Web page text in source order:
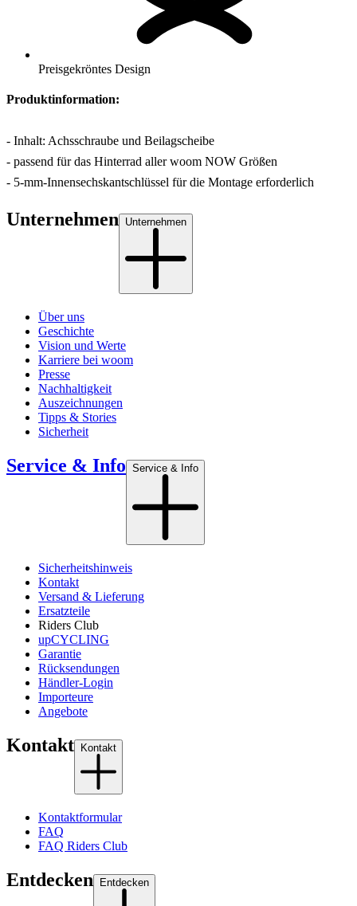
Preisgekröntes Design
Produktinformation:
- Inhalt: Achsschraube und Beilagscheibe
- passend für das Hinterrad aller woom NOW Größen
- 5-mm-Innensechskantschlüssel für die Montage erforderlich
Unternehmen Unternehmen
Über uns
Geschichte
Vision und Werte
Karriere bei woom
Presse
Nachhaltigkeit
Auszeichnungen
Tipps & Stories
Sicherheit
Service & Info Service & Info
Sicherheitshinweis
Kontakt
Versand & Lieferung
Ersatzteile
Riders Club
upCYCLING
Garantie
Rücksendungen
Händler-Login
Importeure
Angebote
Kontakt Kontakt
Kontaktformular
FAQ
FAQ Riders Club
Entdecken Entdecken